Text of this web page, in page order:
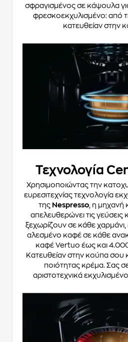
σφραγισμένος σε κάψουλα
φρεσκοεκχυλισμένο: από
κατευθείαν στην
Τεχνολογία
Χρησιμοποιώντας την
ευρεσιτεχνίας τεχνολογία
της Nespresso , η
απελευθερώνει τις
ξεχωρίζουν σε κάθε
αλεσμένο καφέ σε κάθε
καφέ Vertuo έως και
Κατευθείαν στην κούπα σου
ποιότητας κρέμα. Σας
αριστοτεχνικά